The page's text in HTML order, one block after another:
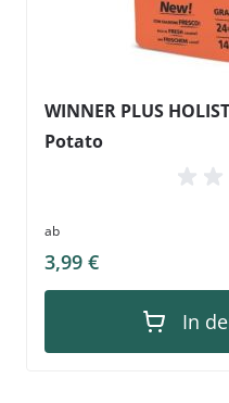
WINNER PLUS
Potato
ab
3,99 €
In